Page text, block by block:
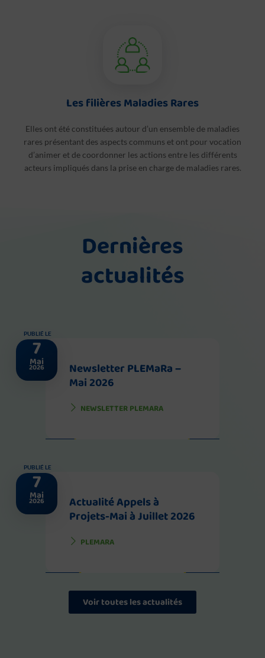
Les filières Maladies Rares
Elles ont été constituées autour d’un ensemble de maladies
rares présentant des aspects communs et ont pour vocation
d’animer et de coordonner les actions entre les différents
acteurs impliqués dans la prise en charge de maladies rares.
Dernières
actualités
PUBLIÉ LE
7
Mai
2026
Newsletter PLEMaRa –
Mai 2026
NEWSLETTER PLEMARA
PUBLIÉ LE
7
Mai
2026
Actualité Appels à
Projets-Mai à Juillet 2026
PLEMARA
Voir toutes les actualités